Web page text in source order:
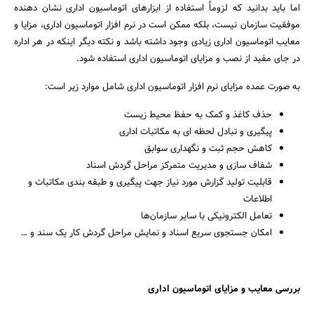
اما باید بدانید که لزوماً استفاده از ابزارهای اتوماسیون اداری نشان دهنده
موفقیت سازمان نیست، بلکه ممکن است در نرم افزار اتوماسیون اداری، مزایا و
معایب اتوماسیون اداری زیادی وجود داشته باشد و نکته دیگر اینکه در هر اداره
در جای مفید از نصب و مزایای اتوماسیون اداری استفاده شود.
به صورت عمده مزایای نرم افزار اتوماسیون اداری شامل موارد زیر است:
حذف کاغذ و کمک به حفظ محیط زیست
پیگیری و تبادل لحظه ای به مکاتبات اداری
کاهش حجم ثبت و نگهداری سوابق
شفاف سازی و مدیریت متمرکز مراحل گردش اسناد
قابلیت تولید گزارش مورد نیاز جهت پیگیری و طبقه بندی مکاتبات و
اطلاعات
تعامل الکترونیکی با سایر سازمان‌ها
امکان جستجوی سریع اسناد و نمایش مراحل گردش کار یک سند و …
بررسی معایب و مزایای اتوماسیون اداری